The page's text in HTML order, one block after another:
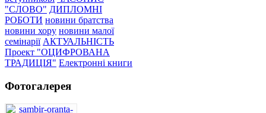
"СЛОВО" ДИПЛОМНІ
РОБОТИ новини братства
новини хору новини малої
семінарії АКТУАЛЬНІСТЬ
Проект "ОЦИФРОВАНА
ТРАДИЦІЯ" Електронні книги
Фотогалерея